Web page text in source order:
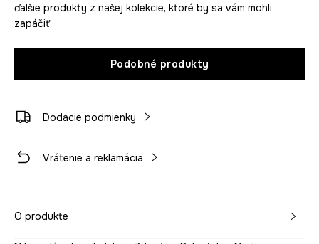
ďalšie produkty z našej kolekcie, ktoré by sa vám mohli
zapáčiť.
Podobné produkty
Dodacie podmienky
Vrátenie a reklamácia
O produkte